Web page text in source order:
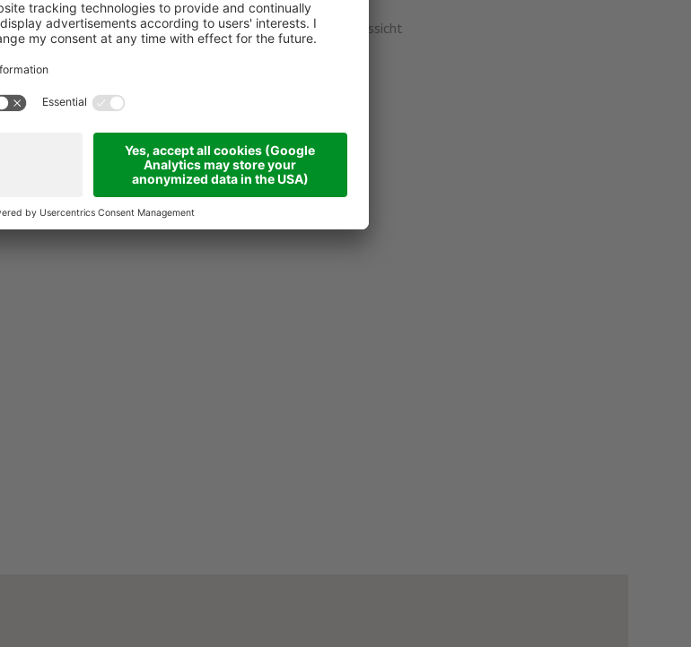
zum Strudelkopf (2.400m) ca. 300 hm mit traumhafter Aussicht
Dürensteinhütte, Plätzwiesenhütte, Stolla Almhütte